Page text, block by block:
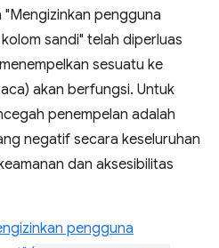
pengguna
sandi" telah diperluas
sesuatu ke
akan berfungsi. Untuk
penempelan adalah
negatif secara keseluruhan
dan aksesibilitas
pengguna